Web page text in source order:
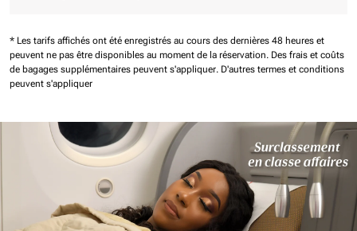
* Les tarifs affichés ont été enregistrés au cours des dernières 48 heures et
peuvent ne pas être disponibles au moment de la réservation. Des frais et coûts
de bagages supplémentaires peuvent s'appliquer. D'autres termes et conditions
peuvent s'appliquer